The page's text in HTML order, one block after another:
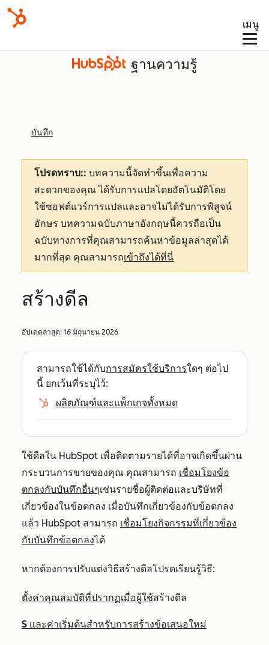
เมนู
ฐานความรู้
บันทึก
โปรดทราบ:: บทความนี้จัดทำขึ้นเพื่อความ
สะดวกของคุณได้รับการแปลโดยอัตโนมัติโดย
ใช้ซอฟต์แวร์การแปลและอาจไม่ได้รับการพิสูจน์
อักษร บทความฉบับภาษาอังกฤษนี้ควรถือเป็น
ฉบับทางการที่คุณสามารถค้นหาข้อมูลล่าสุดได้
มากที่สุด คุณสามารถเข้าถึงได้ที่นี่
สร้างดีล
อัปเดตล่าสุด: 16 มิถุนายน 2026
สามารถใช้ได้กับการสมัครใช้บริการใดๆ ต่อไป
นี้ ยกเว้นที่ระบุไว้:
ผลิตภัณฑ์และแพ็กเกจทั้งหมด
ใช้ดีลใน HubSpot เพื่อติดตามรายได้ที่อาจเกิดขึ้นผ่าน
กระบวนการขายของคุณ คุณสามารถ เชื่อมโยงข้อ
ตกลงกับบันทึกอื่นๆเช่นรายชื่อผู้ติดต่อและบริษัทที่
เกี่ยวข้องในข้อตกลง เมื่อบันทึกเกี่ยวข้องกับข้อตกลง
แล้ว HubSpot สามารถ เชื่อมโยงกิจกรรมที่เกี่ยวข้อง
กับบันทึกข้อตกลงได้
หากต้องการปรับแต่งวิธีสร้างดีลโปรดเรียนรู้วิธี:
ตั้งค่าคุณสมบัติที่ปรากฏเมื่อผู้ใช้สร้างดีล
S และค่าเริ่มต้นสำหรับการสร้างข้อเสนอใหม่